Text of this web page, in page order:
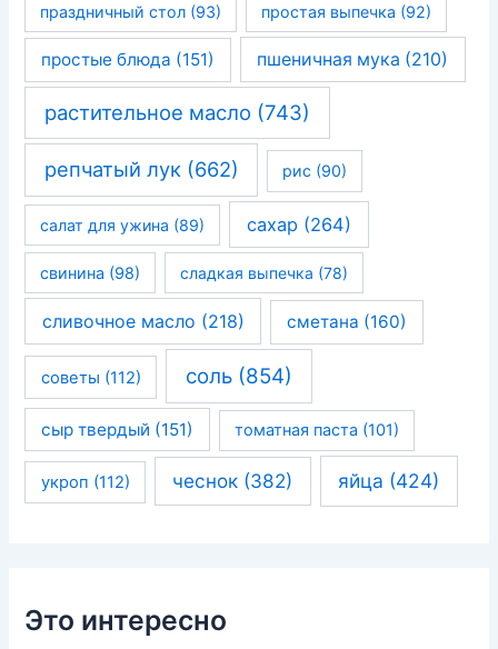
праздничный стол (93) простая выпечка (92)
простые блюда (151) пшеничная мука (210)
растительное масло (743)
репчатый лук(662) рис (90)
салат для ужина (89) сахар (264)
свинина (98) сладкая выпечка (78)
сливочное масло (218) сметана (160)
советы (112) соль(854)
сыр твердый (151) томатная паста (101)
укроп (112) чеснок (382) яйца (424)
Это интересно